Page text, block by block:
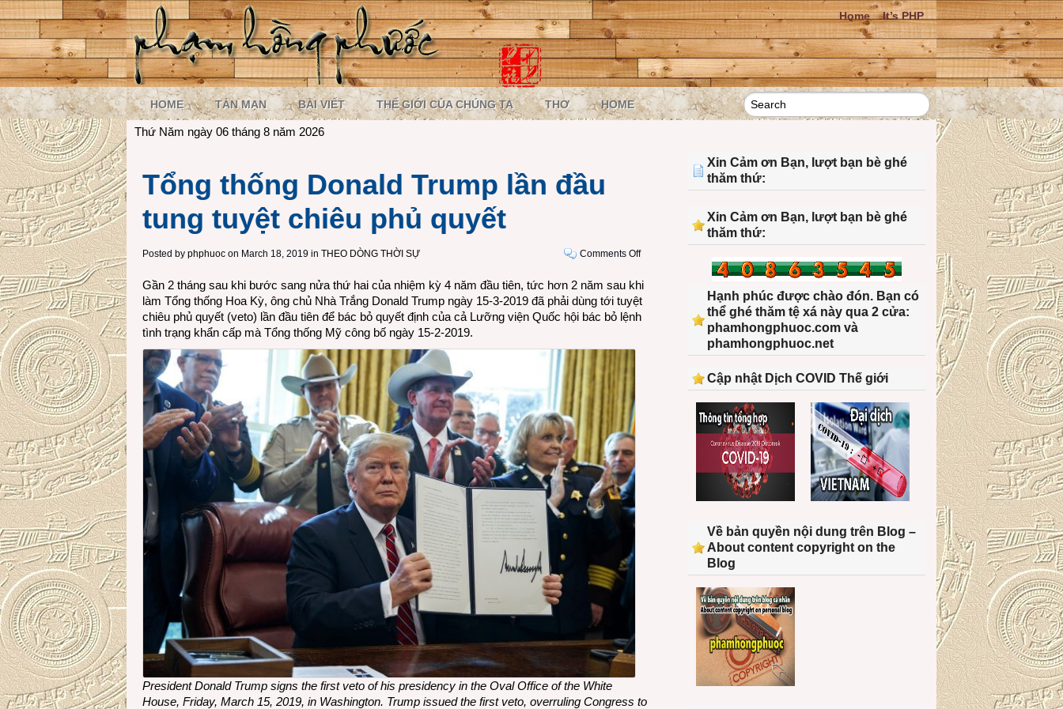
Home It’s PHP
HOME TẢN MẠN BÀI VIẾT THẾ GIỚI CỦA CHÚNG TA THƠ HOME
Thứ Năm ngày 06 tháng 8 năm 2026
Tổng thống Donald Trump lần đầu
tung tuyệt chiêu phủ quyết
Posted by phphuoc on March 18, 2019 in THEO DÒNG THỜI SỰ Comments Offon
thống
Donald
Trump
Gần 2 tháng sau khi bước sang nửa thứ hai của nhiệm kỳ 4 năm đầu tiên, tức hơn 2 năm sau khi
làm Tổng thống Hoa Kỳ, ông chủ Nhà Trắng Donald Trump ngày 15-3-2019 đã phải dùng tới tuyệt
chiêu phủ quyết (veto) lần đầu tiên để bác bỏ quyết định của cả Lưỡng viện Quốc hội bác bỏ lệnh
tình trạng khẩn cấp mà Tổng thống Mỹ công bố ngày 15-2-2019.
President Donald Trump signs the first veto of his presidency in the Oval Office of the White
House, Friday, March 15, 2019, in Washington. Trump issued the first veto, overruling Congress to
Xin Cảm ơn Bạn, lượt bạn bè ghé
thăm thứ:
Xin Cảm ơn Bạn, lượt bạn bè ghé
thăm thứ:
Hạnh phúc được chào đón. Bạn có
thể ghé thăm tệ xá này qua 2 cửa:
phamhongphuoc.com và
phamhongphuoc.net
Cập nhật Dịch COVID Thế giới
Về bản quyền nội dung trên Blog –
About content copyright on the
Blog